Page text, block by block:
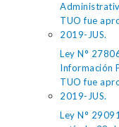
TUO fue
2019-JUS.
Ley N°
Información
TUO fue
2019-JUS.
Ley N°